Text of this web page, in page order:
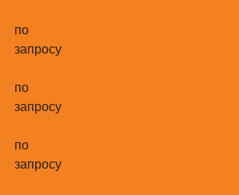
по
запросу
по
запросу
по
запросу